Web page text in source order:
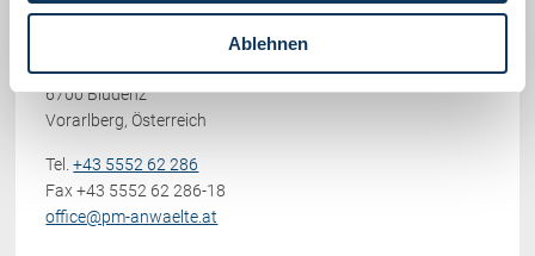
Ablehnen
PICCOLRUAZ & MÜLLER
Werdenbergerstraße 38
6700 Bludenz
Vorarlberg, Österreich
Tel.+43 5552 62 286
Fax +43 5552 62 286-18
office@pm-anwaelte.at